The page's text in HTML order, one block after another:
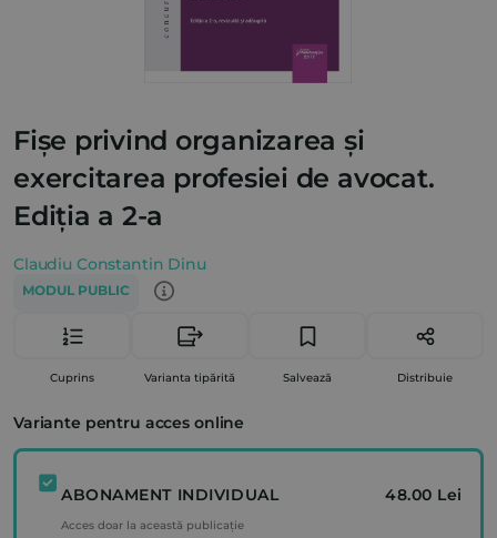
Fișe privind organizarea și
exercitarea profesiei de avocat.
Ediția a 2-a
Claudiu Constantin Dinu
MODUL PUBLIC
Cuprins Varianta tipărită Salvează Distribuie
Variante pentru acces online
ABONAMENT INDIVIDUAL 48.00 Lei
Acces doar la această publicație